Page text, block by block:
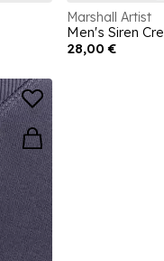
Marshall Artist
Men's Siren
28,00 €